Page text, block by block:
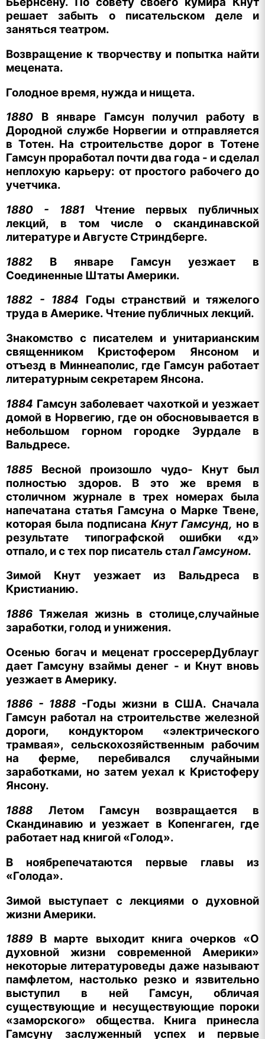
решает забыть о писательском деле и
заняться театром.
Возвращение к творчеству и попытка найти
мецената.
Голодное время, нужда и нищета.
1880 В январе Гамсун получил работу в
Дородной службе Норвегии и отправляется
в Тотен. На строительстве дорог в Тотене
Гамсун проработал почти два года - и сделал
неплохую карьеру: от простого рабочего до
учетчика.
1880 - 1881 Чтение первых публичных
лекций, в том числе о скандинавской
литературе и Августе Стриндберге.
1882 В январе Гамсун уезжает в
Соединенные Штаты Америки.
1882 - 1884 Годы странствий и тяжелого
труда в Америке. Чтение публичных лекций.
Знакомство с писателем и унитарианским
священником Кристофером Янсоном и
отъезд в Миннеаполис, где Гамсун работает
литературным секретарем Янсона.
1884 Гамсун заболевает чахоткой и уезжает
домой в Норвегию, где он обосновывается в
небольшом горном городке Эурдале в
Вальдресе.
1885 Весной произошло чудо- Кнут был
полностью здоров. В это же время в
столичном журнале в трех номерах была
напечатана статья Гамсуна о Марке Твене,
которая была подписана Кнут Гамсунд, но в
результате типографской ошибки «д»
отпало, и с тех пор писатель сталГамсуном.
Зимой Кнут уезжает из Вальдреса в
Кристианию.
1886 Тяжелая жизнь в столице,случайные
заработки, голод и унижения.
Осенью богач и меценат гроссерерДублауг
дает Гамсуну взаймы денег - и Кнут вновь
уезжает в Америку.
1886 - 1888 -Годы жизни в США. Сначала
Гамсун работал на строительстве железной
дороги, кондуктором «электрического
трамвая», сельскохозяйственным рабочим
на ферме, перебивался случайными
заработками, но затем уехал к Кристоферу
Янсону.
1888 Летом Гамсун возвращается в
Скандинавию и уезжает в Копенгаген, где
работает над книгой «Голод».
В ноябрепечатаются первые главы из
«Голода».
Зимой выступает с лекциями о духовной
жизни Америки.
1889 В марте выходит книга очерков «О
духовной жизни современной Америки»
некоторые литературоведы даже называют
памфлетом, настолько резко и язвительно
выступил в ней Гамсун, обличая
существующие и несуществующие пороки
«заморского» общества. Книга принесла
Гамсуну заслуженный успех и первые